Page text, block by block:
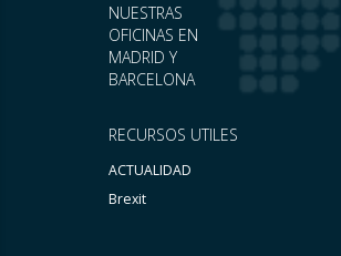
RECURSOS UTILES
ACTUALIDAD
Brexit
NUESTRAS
OFICINAS EN
MADRID Y
BARCELONA